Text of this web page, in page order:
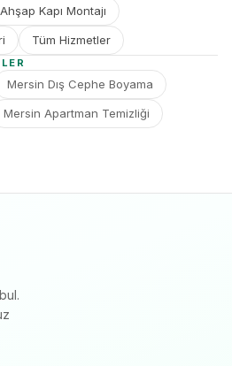
Ahşap Kapı Montajı
Tüm Hizmetler
Mersin Dış Cephe Boyama
Mersin Apartman Temizliği
bul.